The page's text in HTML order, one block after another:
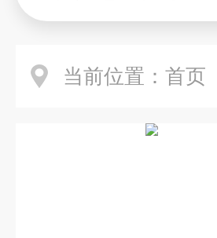
当前位置： 首页